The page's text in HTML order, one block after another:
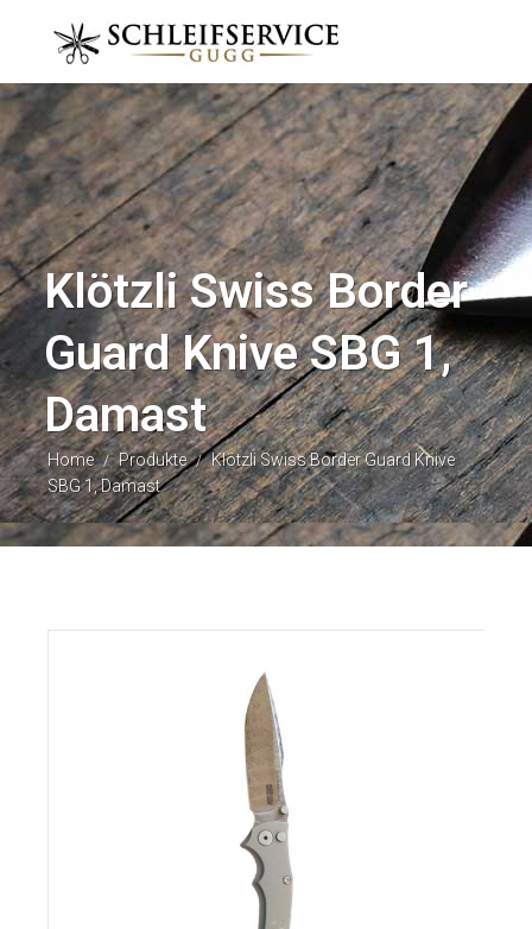
Klötzli Swiss Border
Guard Knive SBG 1,
Damast
Home / Produkte / Klötzli Swiss Border Guard Knive
SBG 1, Damast